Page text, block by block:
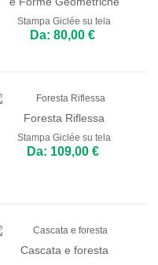
Stampa Giclée su tela
Da: 80,00 €
Foresta Riflessa
Stampa Giclée su tela
Da: 109,00 €
Cascata e foresta